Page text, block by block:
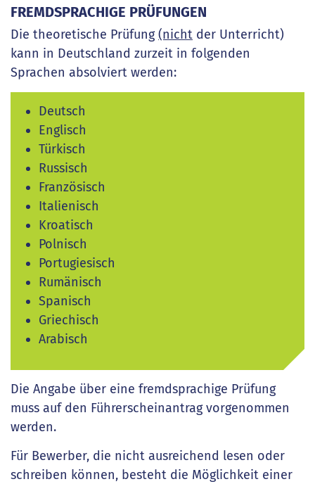
FREMDSPRACHIGE PRÜFUNGEN
Die theoretische Prüfung(nicht der Unterricht)
kann in Deutschland zurzeit in folgenden
Sprachen absolviert werden:
Deutsch
Englisch
Türkisch
Russisch
Französisch
Italienisch
Kroatisch
Polnisch
Portugiesisch
Rumänisch
Spanisch
Griechisch
Arabisch
Die Angabe über eine fremdsprachige Prüfung
muss auf den Führerscheinantrag vorgenommen
werden.
Für Bewerber, die nicht ausreichend lesen oder
schreiben können, besteht die Möglichkeit einer